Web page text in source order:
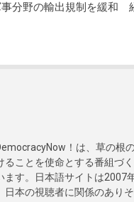
分野の輸出規制を緩和
！は、草の根
ことを使命とする番組づ
す。日本語サイトは2007
本の視聴者に関係のあり